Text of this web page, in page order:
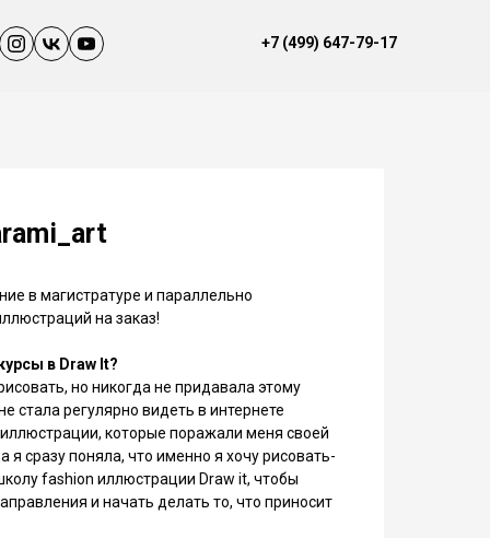
+7 (499) 647-79-17
в магистратуре и параллельно
на заказ!
в Draw It?
но никогда не придавала этому
стала регулярно видеть в интернете
которые поражали меня своей
я сразу поняла, что именно я хочу рисовать-
fashion иллюстрации Draw it, чтобы
и начать делать то, что приносит